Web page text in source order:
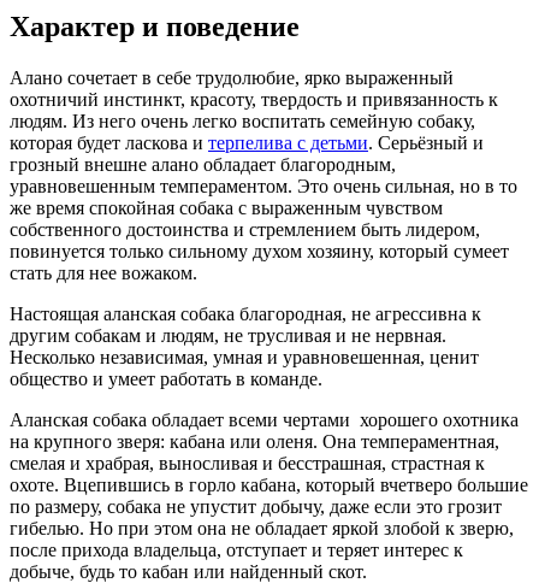
Характер и поведение
Алано сочетает в себе трудолюбие, ярко выраженный
охотничий инстинкт, красоту, твердость и привязанность к
людям. Из него очень легко воспитать семейную собаку,
которая будет ласкова и терпелива с детьми. Серьёзный и
грозный внешне алано обладает благородным,
уравновешенным темпераментом. Это очень сильная, но в то
же время спокойная собака c выраженным чувством
собственного достоинства и стремлением быть лидером,
повинуется только сильному духом хозяину, который сумеет
стать для нее вожаком.
Настоящая аланская собака благородная, не агрессивна к
другим собакам и людям, не трусливая и не нервная.
Несколько независимая, умная и уравновешенная, ценит
общество и умеет работать в команде.
Аланская собака обладает всеми чертами хорошего охотника
на крупного зверя: кабана или оленя. Она темпераментная,
смелая и храбрая, выносливая и бесстрашная, страстная к
охоте. Вцепившись в горло кабана, который вчетверо большие
по размеру, собака не упустит добычу, даже если это грозит
гибелью. Но при этом она не обладает яркой злобой к зверю,
после прихода владельца, отступает и теряет интерес к
добыче, будь то кабан или найденный скот.